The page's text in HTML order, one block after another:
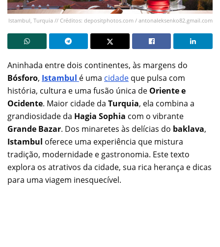
Istambul, Turquia // Créditos: depositphotos.com / antonaleksenko82.gmail.com
Aninhada entre dois continentes, às margens do
Bósforo, Istambul é uma cidade que pulsa com
história, cultura e uma fusão única de Oriente e
Ocidente. Maior cidade da Turquia, ela combina a
grandiosidade da Hagia Sophia com o vibrante
Grande Bazar. Dos minaretes às delícias do baklava,
Istambul oferece uma experiência que mistura
tradição, modernidade e gastronomia. Este texto
explora os atrativos da cidade, sua rica herança e dicas
para uma viagem inesquecível.